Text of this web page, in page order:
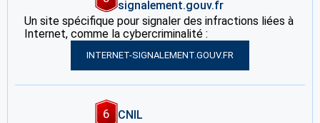
signalement.gouv.fr
Un site spécifique pour signaler des infractions liées à
Internet, comme la cybercriminalité :
INTERNET-SIGNALEMENT.GOUV.FR
6
CNIL